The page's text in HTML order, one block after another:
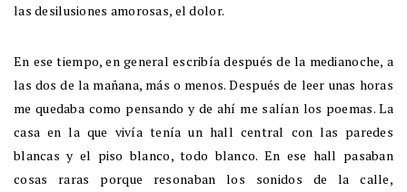
las desilusiones amorosas, el dolor.
En ese tiempo, en general escribía después de la medianoche, a
las dos de la mañana, más o menos. Después de leer unas horas
me quedaba como pensando y de ahí me salían los poemas. La
casa en la que vivía tenía un hall central con las paredes
blancas y el piso blanco, todo blanco. En ese hall pasaban
cosas raras porque resonaban los sonidos de la calle,